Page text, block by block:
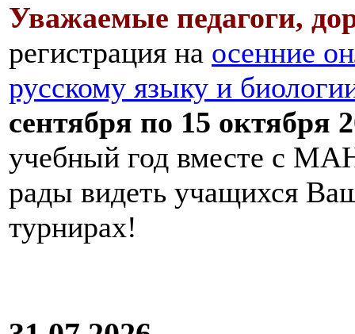
Уважаемые педагоги,
регистрация на осенние
русскому языку и
сентября по 15 октября
учебный год вместе с
рады видеть учащихся
турнирах!